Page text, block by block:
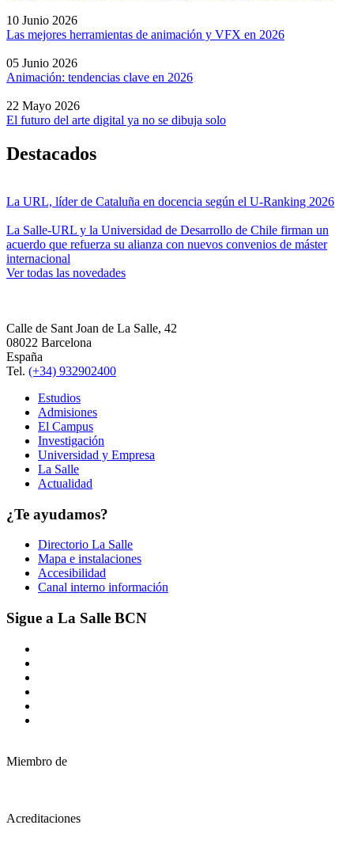
10 Junio 2026
Las mejores herramientas de animación y VFX en 2026
05 Junio 2026
Animación: tendencias clave en 2026
22 Mayo 2026
El futuro del arte digital ya no se dibuja solo
Destacados
La URL, líder de Cataluña en docencia según el U-Ranking 2026
La Salle-URL y la Universidad de Desarrollo de Chile firman un
acuerdo que refuerza su alianza con nuevos convenios de máster
internacional
Ver todas las novedades
Calle de Sant Joan de La Salle, 42
08022 Barcelona
España
Tel. (+34) 932902400
Estudios
Admisiones
El Campus
Investigación
Universidad y Empresa
La Salle
Actualidad
¿Te ayudamos?
Directorio La Salle
Mapa e instalaciones
Accesibilidad
Canal interno información
Sigue a La Salle BCN
Miembro de
Acreditaciones